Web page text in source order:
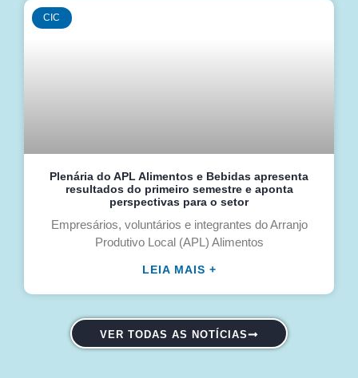
CIC
Plenária do APL Alimentos e Bebidas apresenta
resultados do primeiro semestre e aponta
perspectivas para o setor
Empresários, voluntários e integrantes do Arranjo
Produtivo Local (APL) Alimentos
LEIA MAIS +
VER TODAS AS NOTÍCIAS